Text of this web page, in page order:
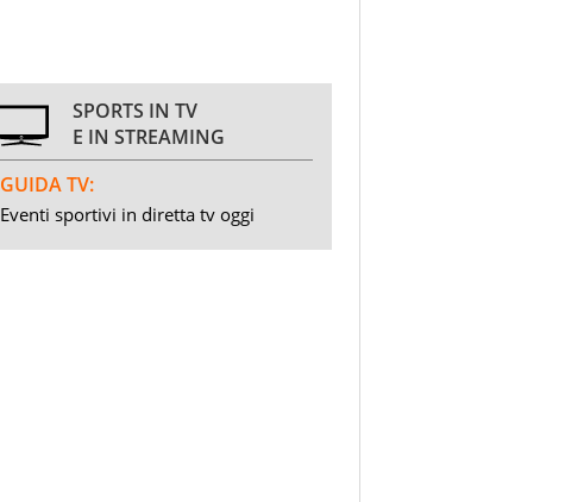
SPORTS IN TV
E IN STREAMING
GUIDA TV:
Eventi sportivi in diretta tv oggi